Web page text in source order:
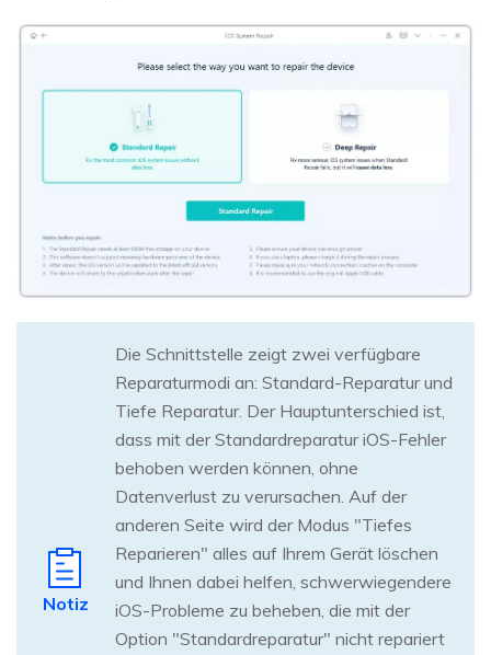
Notiz
Die Schnittstelle zeigt zwei verfügbare
Reparaturmodi an: Standard-Reparatur und
Tiefe Reparatur. Der Hauptunterschied ist,
dass mit der Standardreparatur iOS-Fehler
behoben werden können, ohne
Datenverlust zu verursachen. Auf der
anderen Seite wird der Modus "Tiefes
Reparieren" alles auf Ihrem Gerät löschen
und Ihnen dabei helfen, schwerwiegendere
iOS-Probleme zu beheben, die mit der
Option "Standardreparatur" nicht repariert